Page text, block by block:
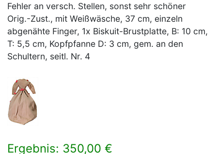
Fehler an versch. Stellen, sonst sehr schöner
Orig.-Zust., mit Weißwäsche, 37 cm, einzeln
abgenähte Finger, 1x Biskuit-Brustplatte, B: 10 cm,
T: 5,5 cm, Kopfpfanne D: 3 cm, gem. an den
Schultern, seitl. Nr. 4
Ergebnis: 350,00 €